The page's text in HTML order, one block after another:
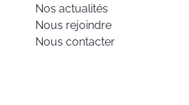
Nos actualités
Nous rejoindre
Nous contacter